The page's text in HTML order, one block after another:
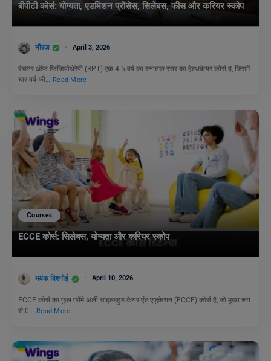
बीपीटी कोर्स: योग्यता, एडमिशन प्रोसेस, सिलेबस, फीस और करियर स्कोप
नीरज April 3, 2026
बैचलर ऑफ फिजियोथेरेपी (BPT) एक 4.5 वर्ष का स्नातक स्तर का हेल्थकेयर कोर्स है, जिसमें
चार वर्ष की… Read More
Courses
ECCE कोर्स: सिलेबस, योग्यता और करियर स्कोप
मयंक विश्नोई April 10, 2026
ECCE कोर्स का फुल फॉर्म अर्ली चाइल्डहुड केयर एंड एजुकेशन (ECCE) कोर्स है, जो मुख्य रूप
से 0…
Read More